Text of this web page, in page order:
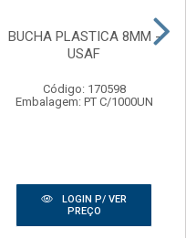
BUCHA PLASTICA 8MM -
USAF
Código: 170598
Embalagem: PT C/1000UN
LOGIN P/ VER
PREÇO